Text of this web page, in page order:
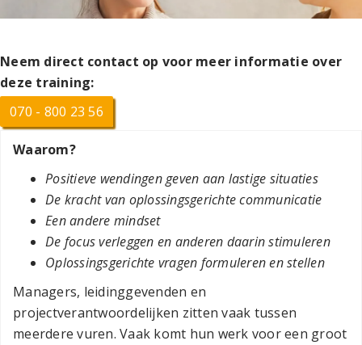
Neem direct contact op voor meer informatie over
deze training:
070 - 800 23 56
Waarom?
Positieve wendingen geven aan lastige situaties
De kracht van oplossingsgerichte communicatie
Een andere mindset
De focus verleggen en anderen daarin stimuleren
Oplossingsgerichte vragen formuleren en stellen
Managers, leidinggevenden en
projectverantwoordelijken zitten vaak tussen
meerdere vuren. Vaak komt hun werk voor een groot